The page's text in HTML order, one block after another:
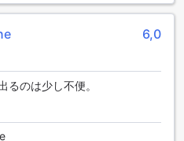
6,0
るのは少し不便。